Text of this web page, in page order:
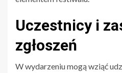
Uczestnicy i
zgłoszeń
W wydarzeniu mogą wziąć